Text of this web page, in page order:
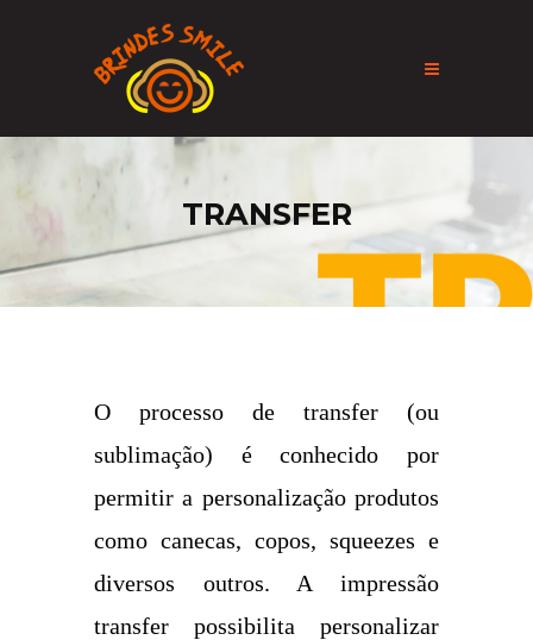
TRANSFER
O processo de transfer (ou
sublimação) é conhecido por
permitir a personalização produtos
como canecas, copos, squeezes e
diversos outros. A impressão
transfer possibilita personalizar